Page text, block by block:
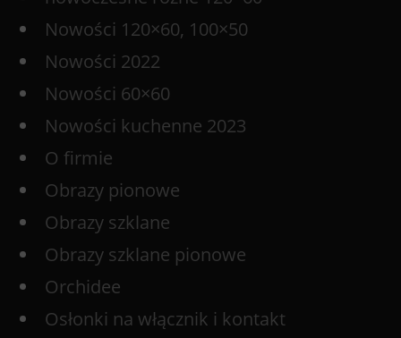
Nowości 120×60, 100×50
Nowości 2022
Nowości 60×60
Nowości kuchenne 2023
O firmie
Obrazy pionowe
Obrazy szklane
Obrazy szklane pionowe
Orchidee
Osłonki na włącznik i kontakt